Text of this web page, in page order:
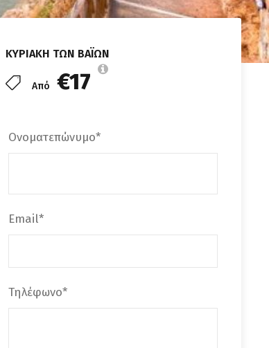
ΚΥΡΙΑΚΗ ΤΩΝ ΒΑΪΩΝ
Από €17
Ονοματεπώνυμο*
Email*
Τηλέφωνο*